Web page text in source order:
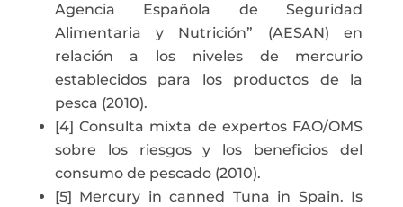
Agencia Española de Seguridad
Alimentaria y Nutrición” (AESAN) en
relación a los niveles de mercurio
establecidos para los productos de la
pesca (2010).
[4] Consulta mixta de expertos FAO/OMS
sobre los riesgos y los beneficios del
consumo de pescado (2010).
[5] Mercury in canned Tuna in Spain. Is